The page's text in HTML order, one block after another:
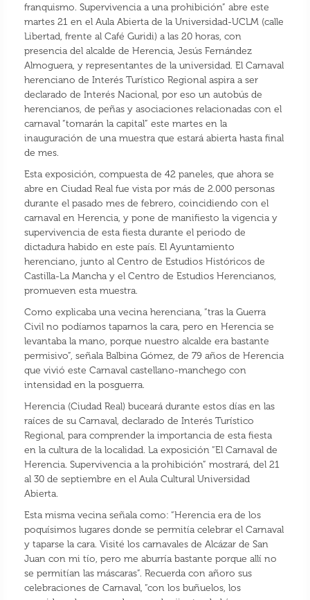
franquismo. Supervivencia a una prohibición” abre este
martes 21 en el Aula Abierta de la Universidad-UCLM (calle
Libertad, frente al Café Guridi) a las 20 horas, con
presencia del alcalde de Herencia, Jesús Fernández
Almoguera, y representantes de la universidad. El Carnaval
herenciano de Interés Turístico Regional aspira a ser
declarado de Interés Nacional, por eso un autobús de
herencianos, de peñas y asociaciones relacionadas con el
carnaval “tomarán la capital” este martes en la
inauguración de una muestra que estará abierta hasta final
de mes.
Esta exposición, compuesta de 42 paneles, que ahora se
abre en Ciudad Real fue vista por más de 2.000 personas
durante el pasado mes de febrero, coincidiendo con el
carnaval en Herencia, y pone de manifiesto la vigencia y
supervivencia de esta fiesta durante el periodo de
dictadura habido en este país. El Ayuntamiento
herenciano, junto al Centro de Estudios Históricos de
Castilla-La Mancha y el Centro de Estudios Herencianos,
promueven esta muestra.
Como explicaba una vecina herenciana, “tras la Guerra
Civil no podíamos taparnos la cara, pero en Herencia se
levantaba la mano, porque nuestro alcalde era bastante
permisivo”, señala Balbina Gómez, de 79 años de Herencia
que vivió este Carnaval castellano-manchego con
intensidad en la posguerra.
Herencia (Ciudad Real) buceará durante estos días en las
raíces de su Carnaval, declarado de Interés Turístico
Regional, para comprender la importancia de esta fiesta
en la cultura de la localidad. La exposición “El Carnaval de
Herencia. Supervivencia a la prohibición” mostrará, del 21
al 30 de septiembre en el Aula Cultural Universidad
Abierta.
Esta misma vecina señala como: “Herencia era de los
poquísimos lugares donde se permitía celebrar el Carnaval
y taparse la cara. Visité los carnavales de Alcázar de San
Juan con mi tío, pero me aburría bastante porque allí no
se permitían las máscaras”. Recuerda con añoro sus
celebraciones de Carnaval, “con los buñuelos, los